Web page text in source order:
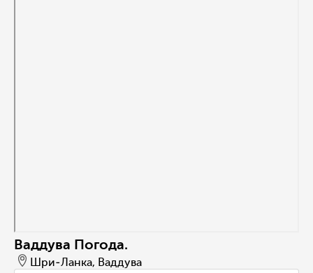
Ваддува Погода.
Шри-Ланка, Ваддува